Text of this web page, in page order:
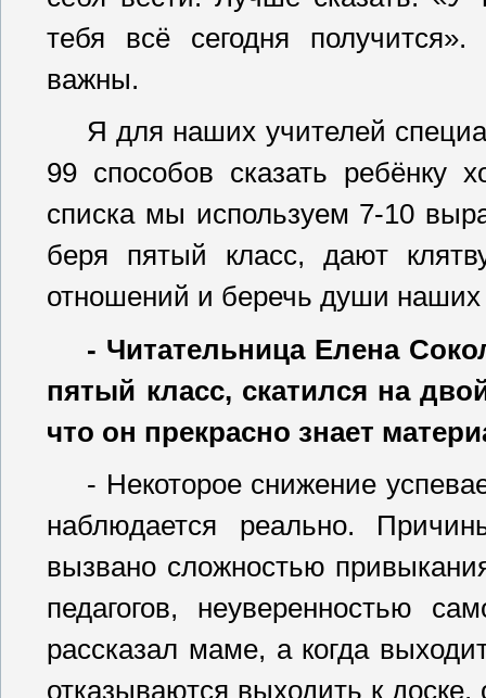
тебя всё сегодня
важны.
Я для наших учителей
99 способов сказать ребёнку
списка мы используем 7-10
беря пятый класс, дают
отношений и беречь души наших
- Читательница Елена
пятый класс, скатился на
что он прекрасно знает
- Некоторое снижение
наблюдается реально.
вызвано сложностью
педагогов, неуверенностью
рассказал маме, а когда
отказываются выходить к